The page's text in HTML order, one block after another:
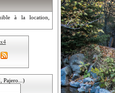
à la location,
Pajero...)